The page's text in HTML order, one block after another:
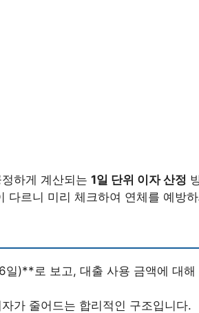
하게 계산되는 1일 단위 이자 산정
다르니 미리 체크하여 연체를 예방
)**로 보고, 대출 사용 금액에 대해
가 줄어드는 합리적인 구조입니다.